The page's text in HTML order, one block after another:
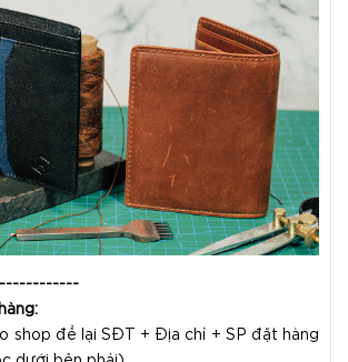
shop để lại SĐT + Địa chỉ + SP đặt hàng